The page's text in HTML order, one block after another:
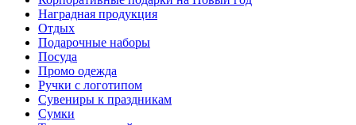
Наградная продукция
Отдых
Подарочные наборы
Посуда
Промо одежда
Ручки с логотипом
Сувениры к праздникам
Сумки